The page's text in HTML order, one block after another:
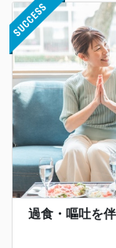
過食・嘔吐を